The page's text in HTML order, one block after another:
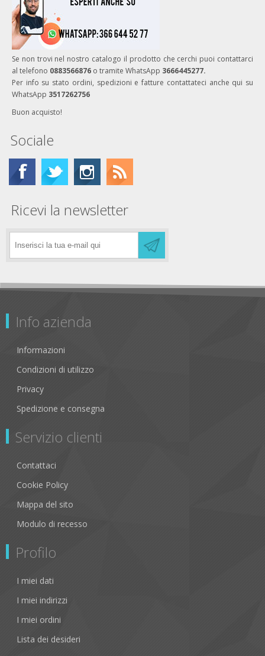
Se non trovi nel nostro catalogo il prodotto che cerchi puoi contattarci
al telefono 0883566876 o tramite WhatsApp 3666445277.
Per info su stato ordini, spedizioni e fatture contattateci anche qui su
WhatsApp 3517262756
Buon acquisto!
Sociale
Ricevi la newsletter
Info azienda
Informazioni
Condizioni di utilizzo
Privacy
Spedizione e consegna
Servizio clienti
Contattaci
Cookie Policy
Mappa del sito
Modulo di recesso
Profilo
I miei dati
I miei indirizzi
I miei ordini
Lista dei desideri